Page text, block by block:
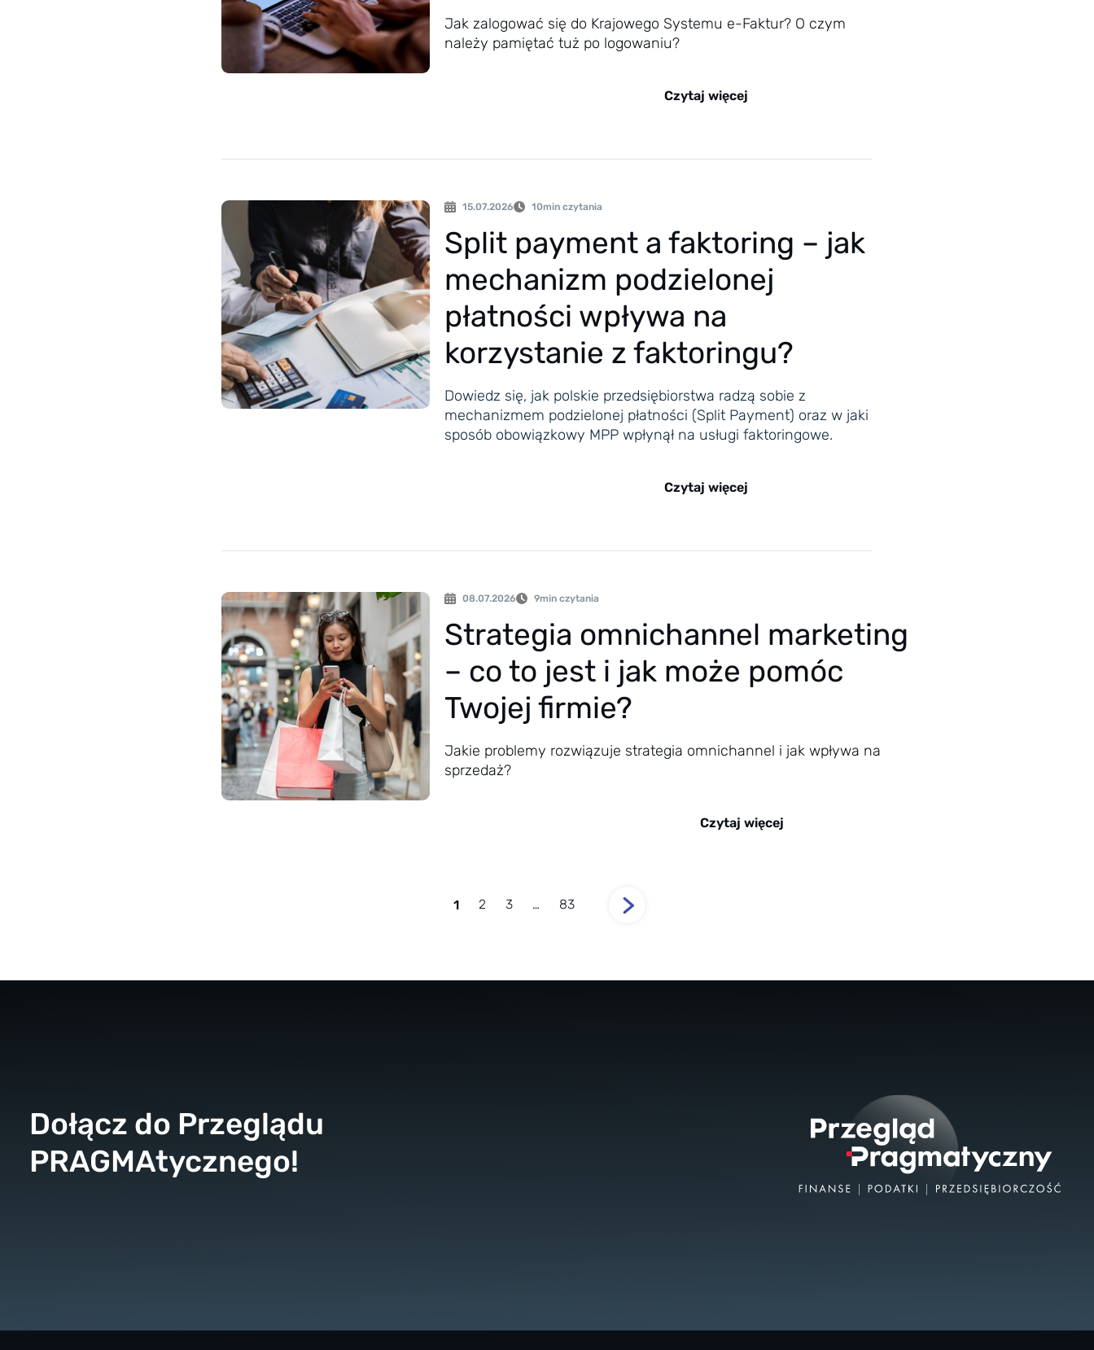
Jak zalogować się do Krajowego Systemu e-Faktur? O czym
należy pamiętać tuż po logowaniu?
Czytaj więcej
15.07.2026 10min czytania
Split payment a faktoring – jak
mechanizm podzielonej
płatności wpływa na
korzystanie z faktoringu?
Dowiedz się, jak polskie przedsiębiorstwa radzą sobie z
mechanizmem podzielonej płatności (Split Payment) oraz w jaki
sposób obowiązkowy MPP wpłynął na usługi faktoringowe.
Czytaj więcej
08.07.2026 9min czytania
Strategia omnichannel marketing
– co to jest i jak może pomóc
Twojej firmie?
Jakie problemy rozwiązuje strategia omnichannel i jak wpływa na
sprzedaż?
Czytaj więcej
1 2 3 … 83
Dołącz do Przeglądu
PRAGMAtycznego!